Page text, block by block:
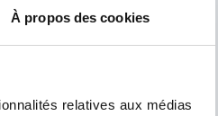
À propos des cookies
relatives aux médias